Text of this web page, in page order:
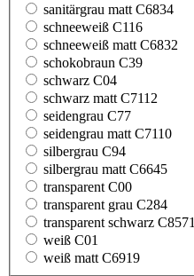
sanitärgrau matt C6834
schneeweiß C116
schneeweiß matt C6832
schokobraun C39
schwarz C04
schwarz matt C7112
seidengrau C77
seidengrau matt C7110
silbergrau C94
silbergrau matt C6645
transparent C00
transparent grau C284
transparent schwarz C8571
weiß C01
weiß matt C6919